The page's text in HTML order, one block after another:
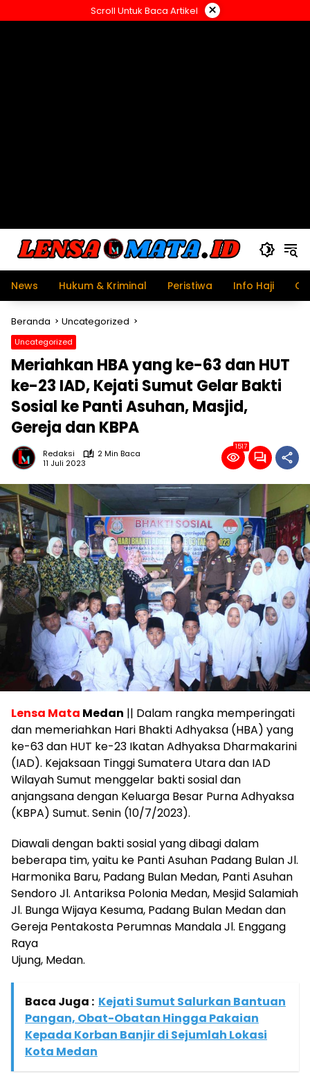
ke
Scroll Untuk Baca Artikel ×
News Hukum & Kriminal Peristiwa Info Haji
Beranda Uncategorized
Uncategorized
Meriahkan HBA yang ke-63 dan HUT
ke-23 IAD, Kejati Sumut Gelar Bakti
Sosial ke Panti Asuhan, Masjid,
Gereja dan KBPA
Redaksi
2 Min Baca
11 Juli 2023
1517
Lensa Mata Medan || Dalam rangka memperingati
dan memeriahkan Hari Bhakti Adhyaksa (HBA) yang
ke-63 dan HUT ke-23 Ikatan Adhyaksa Dharmakarini
(IAD). Kejaksaan Tinggi Sumatera Utara dan IAD
Wilayah Sumut menggelar bakti sosial dan
anjangsana dengan Keluarga Besar Purna Adhyaksa
(KBPA) Sumut. Senin (10/7/2023).
Diawali dengan bakti sosial yang dibagi dalam
beberapa tim, yaitu ke Panti Asuhan Padang Bulan Jl.
Harmonika Baru, Padang Bulan Medan, Panti Asuhan
Sendoro Jl. Antariksa Polonia Medan, Mesjid Salamiah
Jl. Bunga Wijaya Kesuma, Padang Bulan Medan dan
Gereja Pentakosta Perumnas Mandala Jl. Enggang
Raya
Ujung, Medan.
Baca Juga : Kejati Sumut Salurkan Bantuan
Pangan, Obat-Obatan Hingga Pakaian
Kepada Korban Banjir di Sejumlah Lokasi
Kota Medan